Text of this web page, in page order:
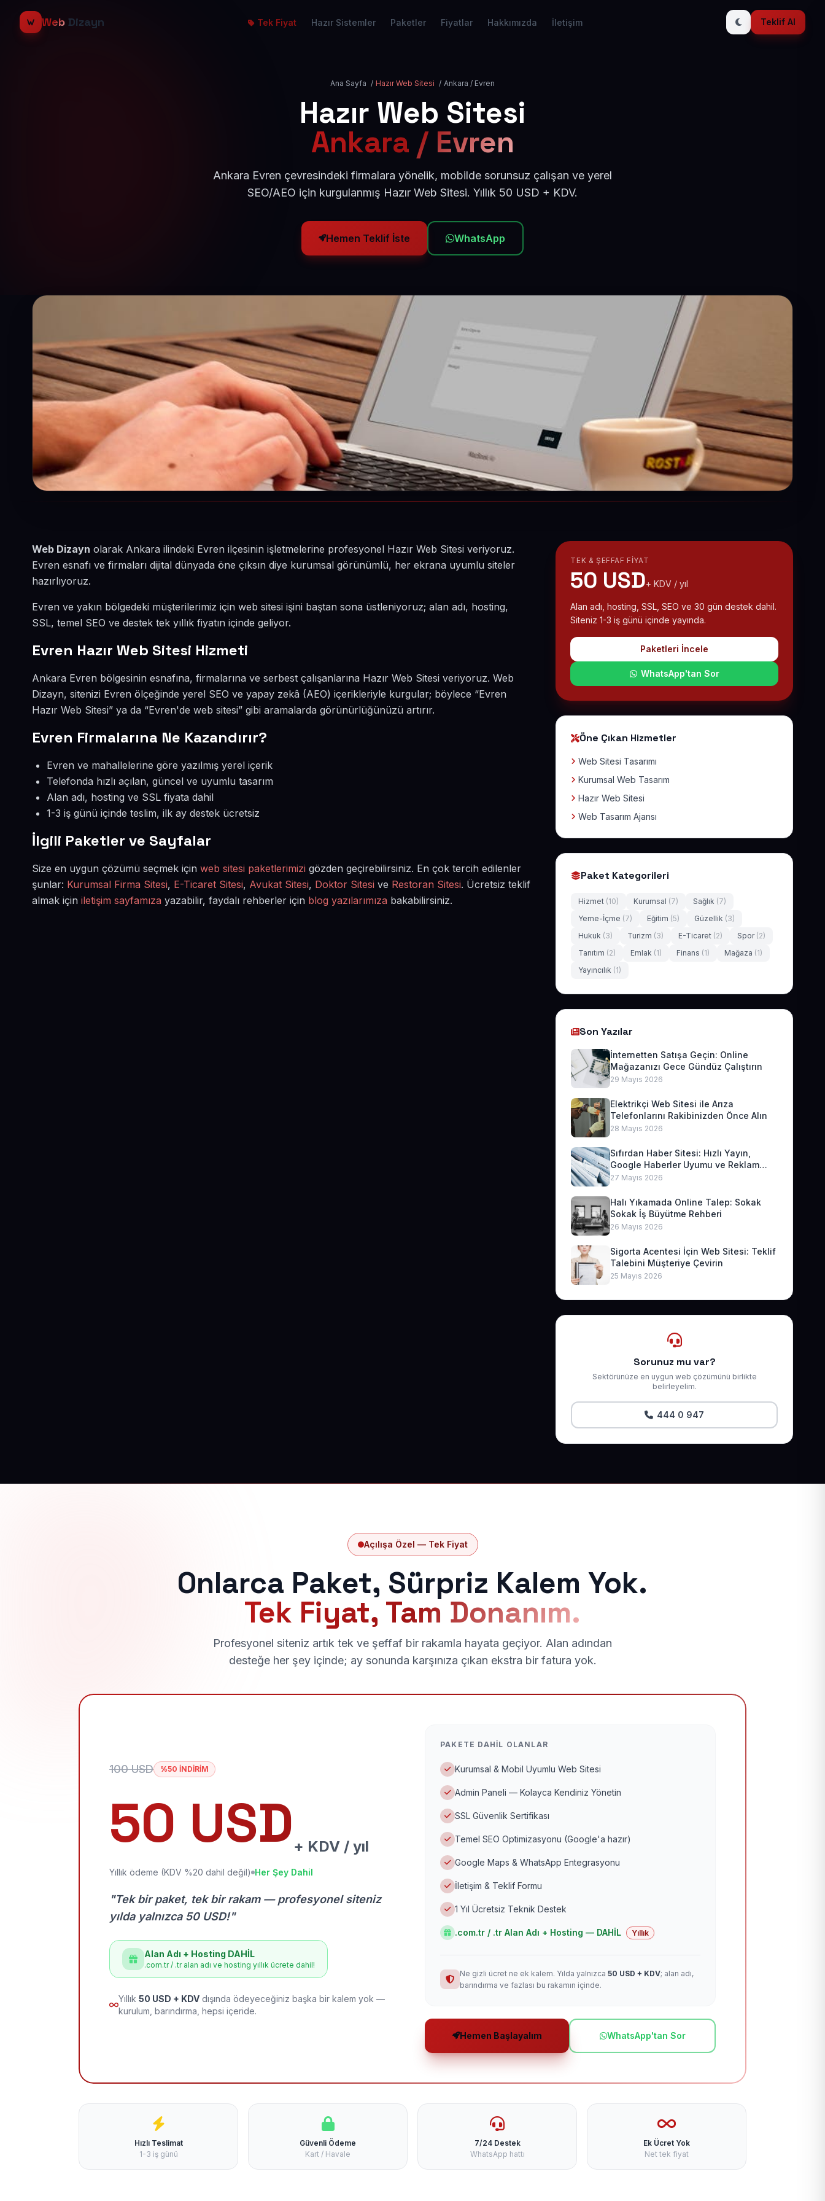
Web Dizayn Tek Fiyat Hazır Sistemler Paketler Fiyatlar Hakkımızda İletişim Teklif Al
Ana Sayfa / Hazır Web Sitesi / Ankara / Evren
Hazır Web Sitesi
Ankara / Evren
Ankara Evren çevresindeki firmalara yönelik, mobilde sorunsuz çalışan ve yerel
SEO/AEO için kurgulanmış Hazır Web Sitesi. Yıllık 50 USD + KDV.
Hemen Teklif İste WhatsApp
Web Dizayn olarak Ankara ilindeki Evren ilçesinin işletmelerine profesyonel Hazır Web Sitesi veriyoruz.
Evren esnafı ve firmaları dijital dünyada öne çıksın diye kurumsal görünümlü, her ekrana uyumlu siteler
hazırlıyoruz.
Evren ve yakın bölgedeki müşterilerimiz için web sitesi işini baştan sona üstleniyoruz; alan adı, hosting,
SSL, temel SEO ve destek tek yıllık fiyatın içinde geliyor.
Evren Hazır Web Sitesi Hizmeti
Ankara Evren bölgesinin esnafına, firmalarına ve serbest çalışanlarına Hazır Web Sitesi veriyoruz. Web
Dizayn, sitenizi Evren ölçeğinde yerel SEO ve yapay zekâ (AEO) içerikleriyle kurgular; böylece “Evren
Hazır Web Sitesi” ya da “Evren'de web sitesi” gibi aramalarda görünürlüğünüzü artırır.
Evren Firmalarına Ne Kazandırır?
Evren ve mahallelerine göre yazılmış yerel içerik
Telefonda hızlı açılan, güncel ve uyumlu tasarım
Alan adı, hosting ve SSL fiyata dahil
1-3 iş günü içinde teslim, ilk ay destek ücretsiz
İlgili Paketler ve Sayfalar
Size en uygun çözümü seçmek için web sitesi paketlerimizi gözden geçirebilirsiniz. En çok tercih edilenler
şunlar: Kurumsal Firma Sitesi, E-Ticaret Sitesi, Avukat Sitesi, Doktor Sitesi ve Restoran Sitesi. Ücretsiz teklif
almak için iletişim sayfamıza yazabilir, faydalı rehberler için blog yazılarımıza bakabilirsiniz.
TEK & ŞEFFAF FIYAT
50 USD+ KDV / yıl
Alan adı, hosting, SSL, SEO ve 30 gün destek dahil.
Siteniz 1-3 iş günü içinde yayında.
Paketleri İncele
WhatsApp'tan Sor
Öne Çıkan Hizmetler
Web Sitesi Tasarımı
Kurumsal Web Tasarım
Hazır Web Sitesi
Web Tasarım Ajansı
Paket Kategorileri
Hizmet (10) Kurumsal (7) Sağlık (7)
Yeme-İçme (7) Eğitim (5) Güzellik (3)
Hukuk (3) Turizm (3) E-Ticaret (2) Spor (2)
Tanıtım (2) Emlak (1) Finans (1) Mağaza (1)
Yayıncılık (1)
Son Yazılar
İnternetten Satışa Geçin: Online
Mağazanızı Gece Gündüz Çalıştırın
29 Mayıs 2026
Elektrikçi Web Sitesi ile Arıza
Telefonlarını Rakibinizden Önce Alın
28 Mayıs 2026
Sıfırdan Haber Sitesi: Hızlı Yayın,
Google Haberler Uyumu ve Reklam
Geliri
27 Mayıs 2026
Halı Yıkamada Online Talep: Sokak
Sokak İş Büyütme Rehberi
26 Mayıs 2026
Sigorta Acentesi İçin Web Sitesi: Teklif
Talebini Müşteriye Çevirin
25 Mayıs 2026
Sorunuz mu var?
Sektörünüze en uygun web çözümünü birlikte
belirleyelim.
444 0 947
Açılışa Özel — Tek Fiyat
Onlarca Paket, Sürpriz Kalem Yok.
Tek Fiyat, Tam Donanım.
Profesyonel siteniz artık tek ve şeffaf bir rakamla hayata geçiyor. Alan adından
desteğe her şey içinde; ay sonunda karşınıza çıkan ekstra bir fatura yok.
100 USD %50 İNDİRİM
50 USD + KDV / yıl
Yıllık ödeme (KDV %20 dahil değil) Her Şey Dahil
"Tek bir paket, tek bir rakam — profesyonel siteniz
yılda yalnızca 50 USD!"
Alan Adı + Hosting DAHİL
.com.tr / .tr alan adı ve hosting yıllık ücrete dahil!
Yıllık 50 USD + KDV dışında ödeyeceğiniz başka bir kalem yok —
kurulum, barındırma, hepsi içeride.
PAKETE DAHIL OLANLAR
Kurumsal & Mobil Uyumlu Web Sitesi
Admin Paneli — Kolayca Kendiniz Yönetin
SSL Güvenlik Sertifikası
Temel SEO Optimizasyonu (Google'a hazır)
Google Maps & WhatsApp Entegrasyonu
İletişim & Teklif Formu
1 Yıl Ücretsiz Teknik Destek
.com.tr / .tr Alan Adı + Hosting — DAHİL Yıllık
Ne gizli ücret ne ek kalem. Yılda yalnızca 50 USD + KDV; alan adı,
barındırma ve fazlası bu rakamın içinde.
Hemen Başlayalım WhatsApp'tan Sor
Hızlı Teslimat
1-3 iş günü
Güvenli Ödeme
Kart / Havale
7/24 Destek
WhatsApp hattı
Ek Ücret Yok
Net tek fiyat